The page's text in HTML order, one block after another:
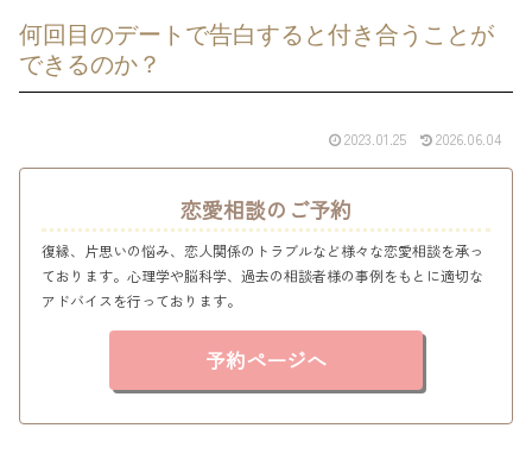
何回目のデートで告白すると付き合うことが
できるのか？
2023.01.25 2026.06.04
恋愛相談のご予約
復縁、片思いの悩み、恋人関係のトラブルなど様々な恋愛相談を承っ
ております。心理学や脳科学、過去の相談者様の事例をもとに適切な
アドバイスを行っております。
予約ページへ